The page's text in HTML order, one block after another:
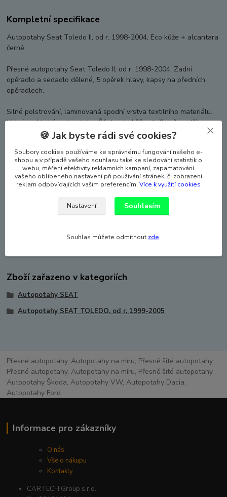
Kompletní specifikace
Autopotahy Seat Toledo II, od r. 1998-2004, Eco kůže + alcantara
černé
Přesné autopotahy Seat Toledo II, od r. 1998-2004. Zadní
opěradlo a sedadlo dělené, 5 opěrek hlavy, kapsy na předních
opěradlech.
Silné polstrování, laminovaná spodní vrstva textilního materiálu.
Velmi praktické autopotahy. Část z ekokůže stačí občas utřít
vlhkým hadříkem.
Autopotahy dokonale pasují i na anatomicky tvarovaných
sedadlech, a laminace autopotahy zpevňuje a zabraňuje
sklouzávání potahů ze sedadel. Sada autopotahů na celé auto
včetně povlaků hlavových opěrek. Vhodné pro auta s bočními
airbagy, ale lze použít i pro auto, které boční airbag nemá
Potahy lze prát na 30°, velmi snadná montáž. Syntetická kůže a
syntetická alcantara + molitan + ochranná mřížka.
VYROBENO v EU. NOVINKA NA TRHU - ZAVÁDĚCÍ CENA!
Zboží zařazeno v kategoriích
Autopotahy SEAT
Autopotahy SEAT TOLEDO, od r. 1999-2005
Přesné autopotahy, Autopotahy na míru, Přesně šité autopotahy,
Přesné autopotahy, Autopotahy na míru, Přesně šité autopotahy,
Autopotahy Škoda, Autopotahy VW, Autopotahy Dacia,
Autopotahy Ford
Informace pro zákazníky
O nás
Vše o nákupu
Kontakty
CARTECH Group s.r.o.
🍪 Jak byste rádi své cookies?
Soubory cookies používáme ke správnému fungování našeho e-
shopu a v případě vašeho souhlasu také ke sledování statistik o
webu, měření efektivity reklamních kampaní, zapamatování
vašeho oblíbeného nastavení při používání stránek, či zobrazení
reklam odpovídajících vašim preferencím. Více k využití cookies
Nastavení Souhlasím
Souhlas můžete odmítnout zde.